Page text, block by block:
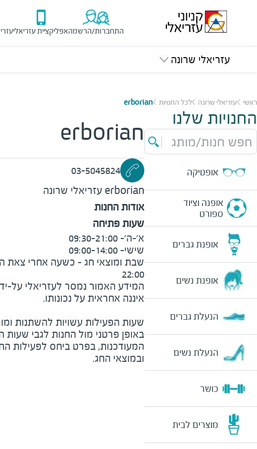
התחברות/הרשמהאפליקציית עזריאלי
עזריאלי שרונה
ראשי עזריאלי שרונה לכל החנויות erborian
החנויות שלנו
חפש חנות/מותג
אופטיקה
אופנה וציוד
ספורט
אופנת גברים
אופנת נשים
הנעלת גברים
הנעלת נשים
כושר
מוצרים לבית
erborian
03-5045824
erborian עזריאלי שרונה
אודות החנות
שעות פתיחה
22:00
המידע האמור נמסר לעזריאלי על-
שעות הפעילות עשויות להשתנות
באופן פרטני מול החנות לגבי שעות
המעודכנות, בפרט ביחס לפעילות
ובמוצאי החג.